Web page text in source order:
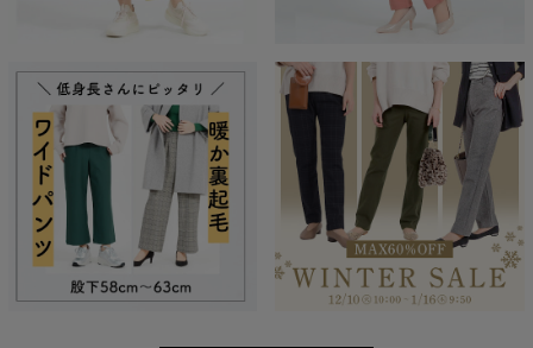
ド”があるとすればそれはこんな形なのかもしれません。忙
らしくオシャレを楽しんでいただければ嬉しいです。
美しく、はきやすく、長く使える